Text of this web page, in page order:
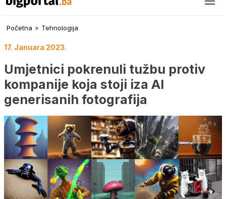
Početna » Tehnologija
17. Januara 2023.
Umjetnici pokrenuli tužbu protiv
kompanije koja stoji iza AI
generisanih fotografija